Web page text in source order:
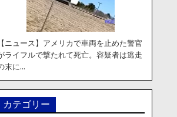
【ニュース】アメリカで車両を止めた警官
ライフルで撃たれて死亡。容疑者は逃走
末に…
カテゴリー